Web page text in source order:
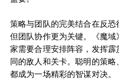
策略与团队的完美结合在反恐
但团队协作更为关键。《魔
家需要合理安排阵容，发挥
同的敌人和关卡。聪明的策
都成为一场精彩的智谋对决。